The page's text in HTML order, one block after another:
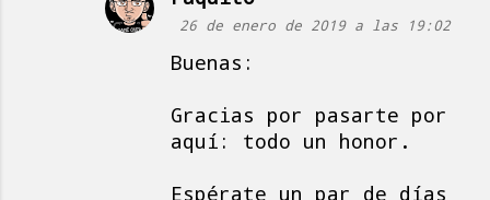
26 de enero de 2019 a las 19:02
Buenas:
Gracias por pasarte por
aquí: todo un honor.
Espérate un par de días